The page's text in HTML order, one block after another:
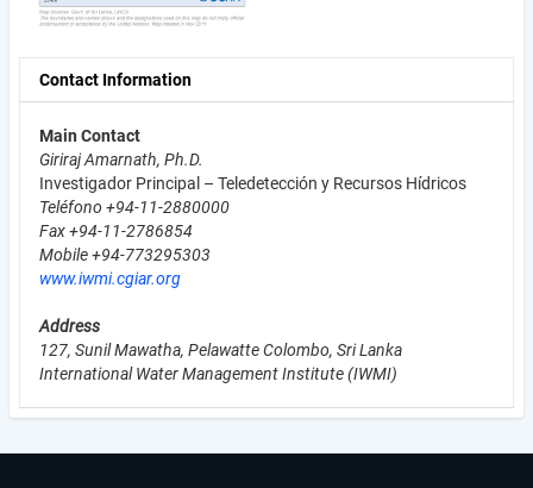
Contact Information
Main Contact
Giriraj Amarnath, Ph.D.
Investigador Principal – Teledetección y Recursos Hídricos
Teléfono +94-11-2880000
Fax +94-11-2786854
Mobile +94-773295303
www.iwmi.cgiar.org
Address
127, Sunil Mawatha, Pelawatte Colombo, Sri Lanka
International Water Management Institute (IWMI)